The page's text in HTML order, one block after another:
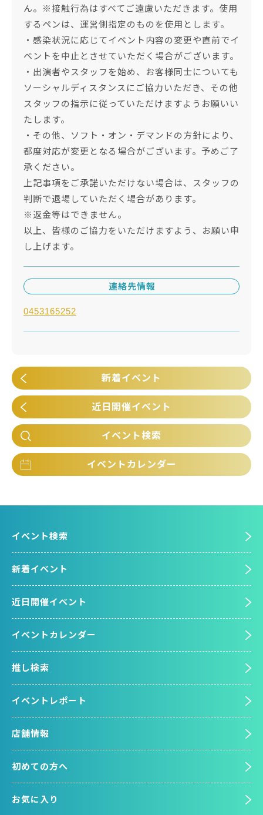
ん。※接触行為はすべてご遠慮いただきます。使用
するペンは、運営側指定のものを使用とします。
・感染状況に応じてイベント内容の変更や直前でイ
ベントを中止とさせていただく場合がございます。
・出演者やスタッフを始め、お客様同士についても
ソーシャルディスタンスにご協力いただき、その他
スタッフの指示に従っていただけますようお願いい
たします。
・その他、ソフト・オン・デマンドの方針により、
都度対応が変更となる場合がございます。予めご了
承ください。
上記事項をご承諾いただけない場合は、スタッフの
判断で退場していただく場合があります。
※返金等はできません。
以上、皆様のご協力をいただけますよう、お願い申
し上げます。
連絡先情報
0453165252
新着イベント
近日開催イベント
イベント検索
イベントカレンダー
イベント検索
新着イベント
近日開催イベント
イベントカレンダー
推し検索
イベントレポート
店舗情報
初めての方へ
お気に入り